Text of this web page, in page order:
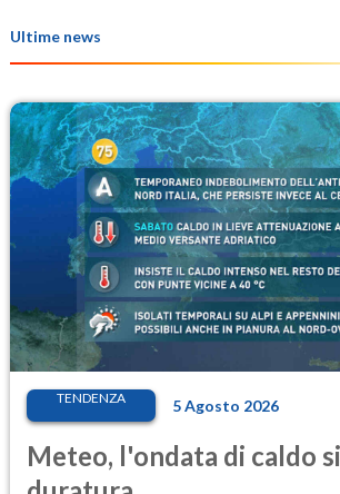
Ultime news
TENDENZA 5 Agosto 2026
Meteo, l'ondata di caldo